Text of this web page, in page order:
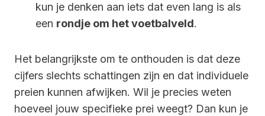
kun je denken aan iets dat even lang is als
een rondje om het voetbalveld.
Het belangrijkste om te onthouden is dat deze
cijfers slechts schattingen zijn en dat individuele
preien kunnen afwijken. Wil je precies weten
hoeveel jouw specifieke prei weegt? Dan kun je